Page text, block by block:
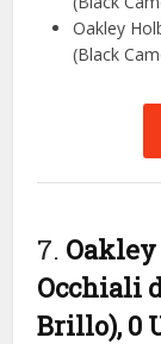
Oakley
(Black
7.
Occhiali
Brillo), 0